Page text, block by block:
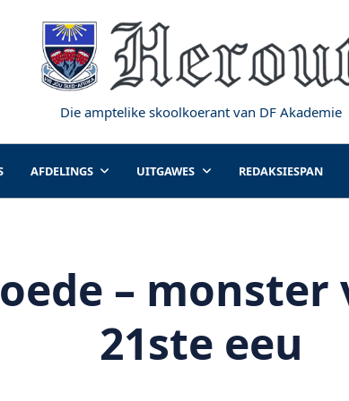
Die amptelike skoolkoerant van DF Akademie
AFDELINGS UITGAWES REDAKSIESPAN
– monster
21ste eeu